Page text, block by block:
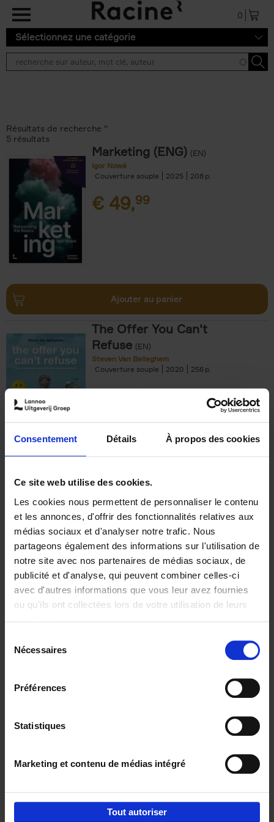
Consentement Détails À propos des cookies
Ce site web utilise des cookies.
Les cookies nous permettent de personnaliser le contenu
et les annonces, d'offrir des fonctionnalités relatives aux
médias sociaux et d'analyser notre trafic. Nous
partageons également des informations sur l'utilisation de
notre site avec nos partenaires de médias sociaux, de
publicité et d'analyse, qui peuvent combiner celles-ci
avec d'autres informations que vous leur avez fournies
ou qu'ils ont collectées lors de votre utilisation de leurs
Nécessaires
Préférences
Statistiques
Marketing et contenu de médias intégré
Tout autoriser
Aller au contenu principal
0
Sélectionnez une catégorie
Résultats de recherche ''
5 résultats
Marketing (ENG) (EN)
Igor Nowé
Couverture souple
2025 208
€ 49,99
Ajouter au panier
The Offer You Can't
Refuse (EN)
Steven Van Belleghem
Couverture souple
2020 256
€37,50
Building Bonds = Building
Business
Jochen Roef Jozefien De Feyter
Carolien Boom
Couverture souple
2025 200
€29,99
Digital marketing like a PRO -
completely revised edition (EN)